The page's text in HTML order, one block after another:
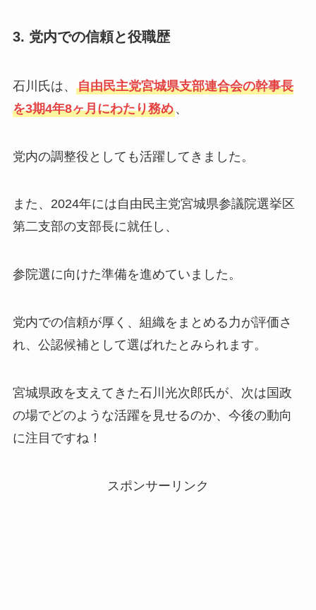
3. 党内での信頼と役職歴
石川氏は、 自由民主党宮城県支部連合会の幹事長
を3期4年8ヶ月にわたり務め、
党内の調整役としても活躍してきました。
また、2024年には自由民主党宮城県参議院選挙区
第二支部の支部長に就任し、
参院選に向けた準備を進めていました。
党内での信頼が厚く、組織をまとめる力が評価さ
れ、公認候補として選ばれたとみられます。
宮城県政を支えてきた石川光次郎氏が、次は国政
の場でどのような活躍を見せるのか、今後の動向
に注目ですね！
スポンサーリンク